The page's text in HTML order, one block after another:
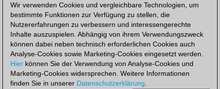
Wir verwenden Cookies und vergleichbare Technologien, um
bestimmte Funktionen zur Verfügung zu stellen, die
Nutzererfahrungen zu verbessern und interessengerechte
Inhalte auszuspielen. Abhängig von ihrem Verwendungszweck
können dabei neben technisch erforderlichen Cookies auch
Analyse-Cookies sowie Marketing-Cookies eingesetzt werden.
Hier können Sie der Verwendung von Analyse-Cookies und
Marketing-Cookies widersprechen. Weitere Informationen
finden Sie in unserer Datenschutzerklärung.
ZAHLUNGSART